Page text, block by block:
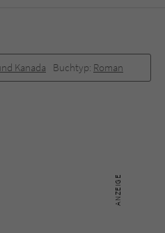
Kanada Buchtyp: Roman